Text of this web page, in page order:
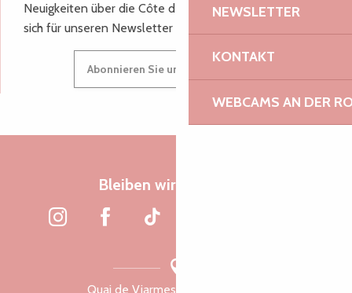
NEWSLETTER
KONTAKT
WEBCAMS AN DER
Neuigkeiten über die Côte de Granit Rose, melden Sie
sich für unseren Newsletter an.
Abonnieren Sie unseren Newsletter
Bleiben wir verbunden
Quai de Viarmes, 22300 Lannion